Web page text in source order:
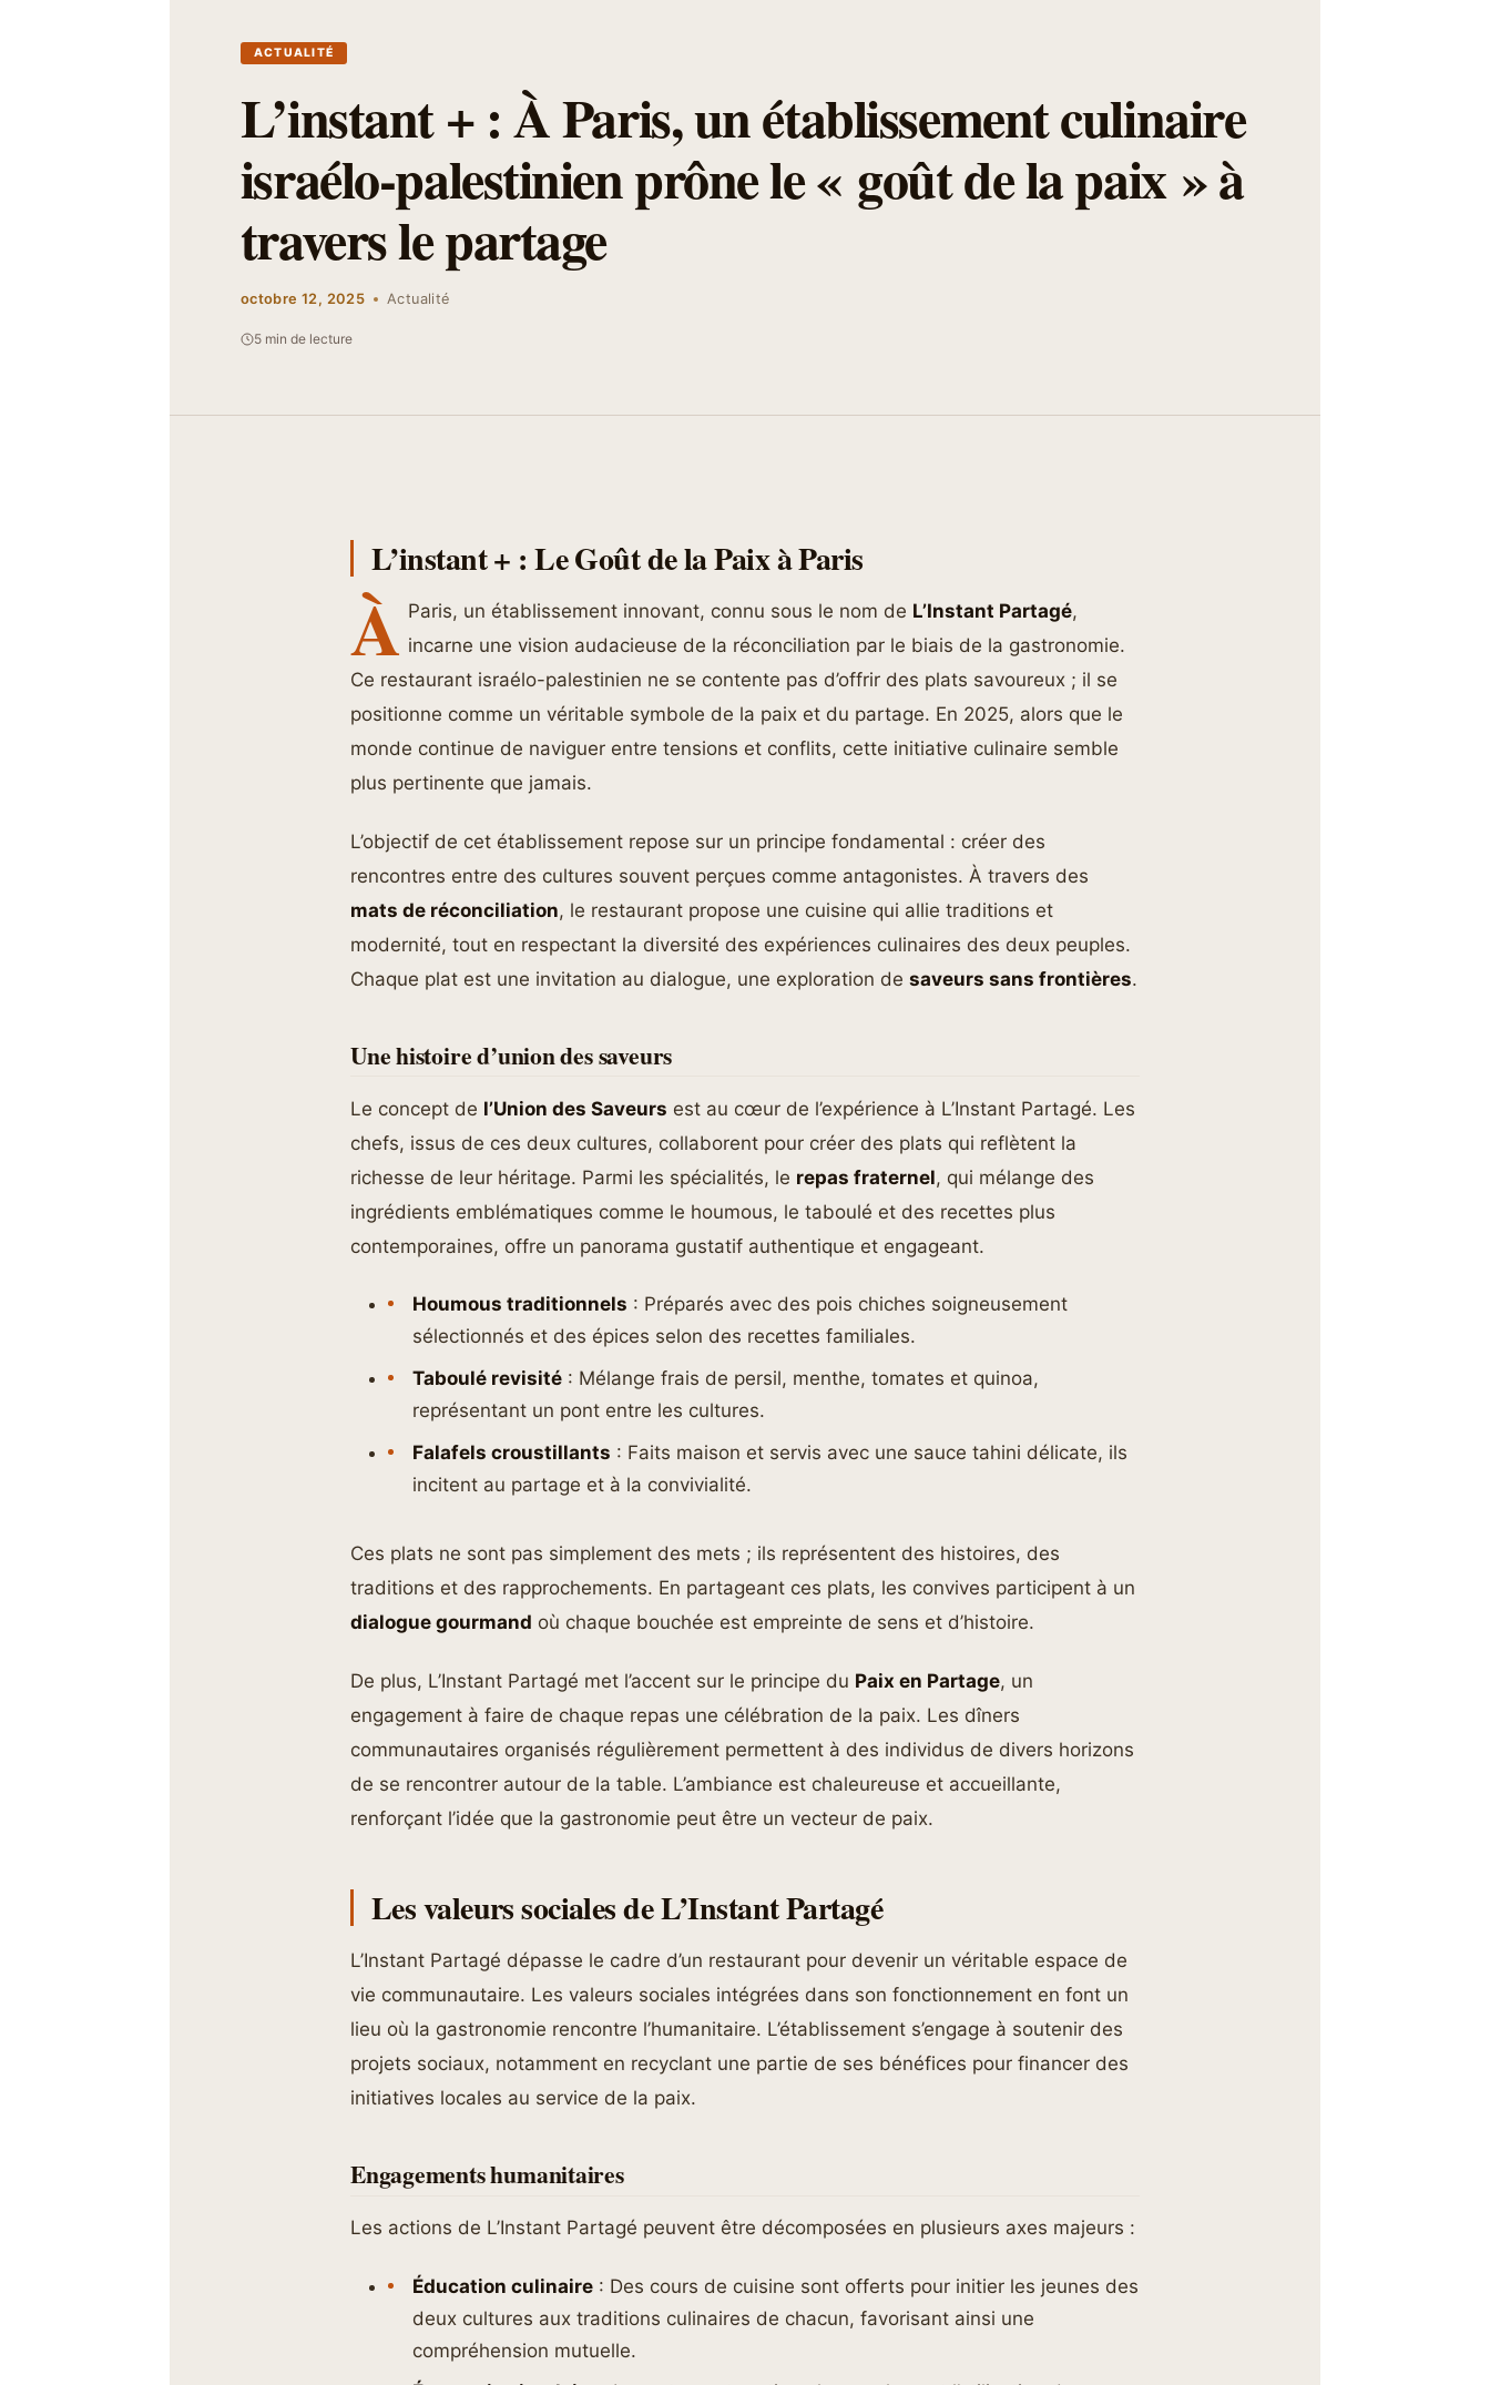
ACTUALITÉ
L’instant + : À Paris, un établissement culinaire
israélo-palestinien prône le « goût de la paix » à
travers le partage
octobre 12, 2025 Actualité
5 min de lecture
L’instant + : Le Goût de la Paix à Paris
À Paris, un établissement innovant, connu sous le nom de L’Instant Partagé,
incarne une vision audacieuse de la réconciliation par le biais de la gastronomie.
Ce restaurant israélo-palestinien ne se contente pas d’offrir des plats savoureux ; il se
positionne comme un véritable symbole de la paix et du partage. En 2025, alors que le
monde continue de naviguer entre tensions et conflits, cette initiative culinaire semble
plus pertinente que jamais.
L’objectif de cet établissement repose sur un principe fondamental : créer des
rencontres entre des cultures souvent perçues comme antagonistes. À travers des
mats de réconciliation, le restaurant propose une cuisine qui allie traditions et
modernité, tout en respectant la diversité des expériences culinaires des deux peuples.
Chaque plat est une invitation au dialogue, une exploration de saveurs sans frontières.
Une histoire d’union des saveurs
Le concept de l’Union des Saveurs est au cœur de l’expérience à L’Instant Partagé. Les
chefs, issus de ces deux cultures, collaborent pour créer des plats qui reflètent la
richesse de leur héritage. Parmi les spécialités, le repas fraternel, qui mélange des
ingrédients emblématiques comme le houmous, le taboulé et des recettes plus
contemporaines, offre un panorama gustatif authentique et engageant.
Houmous traditionnels : Préparés avec des pois chiches soigneusement
sélectionnés et des épices selon des recettes familiales.
Taboulé revisité : Mélange frais de persil, menthe, tomates et quinoa,
représentant un pont entre les cultures.
Falafels croustillants : Faits maison et servis avec une sauce tahini délicate, ils
incitent au partage et à la convivialité.
Ces plats ne sont pas simplement des mets ; ils représentent des histoires, des
traditions et des rapprochements. En partageant ces plats, les convives participent à un
dialogue gourmand où chaque bouchée est empreinte de sens et d’histoire.
De plus, L’Instant Partagé met l’accent sur le principe du Paix en Partage, un
engagement à faire de chaque repas une célébration de la paix. Les dîners
communautaires organisés régulièrement permettent à des individus de divers horizons
de se rencontrer autour de la table. L’ambiance est chaleureuse et accueillante,
renforçant l’idée que la gastronomie peut être un vecteur de paix.
Les valeurs sociales de L’Instant Partagé
L’Instant Partagé dépasse le cadre d’un restaurant pour devenir un véritable espace de
vie communautaire. Les valeurs sociales intégrées dans son fonctionnement en font un
lieu où la gastronomie rencontre l’humanitaire. L’établissement s’engage à soutenir des
projets sociaux, notamment en recyclant une partie de ses bénéfices pour financer des
initiatives locales au service de la paix.
Engagements humanitaires
Les actions de L’Instant Partagé peuvent être décomposées en plusieurs axes majeurs :
Éducation culinaire : Des cours de cuisine sont offerts pour initier les jeunes des
deux cultures aux traditions culinaires de chacun, favorisant ainsi une
compréhension mutuelle.